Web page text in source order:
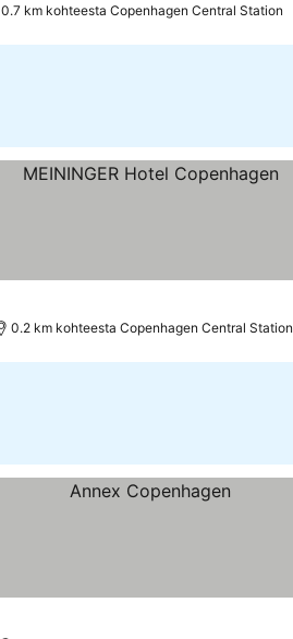
0.7 km kohteesta Copenhagen Central Station
0.2 km kohteesta Copenhagen Central Station